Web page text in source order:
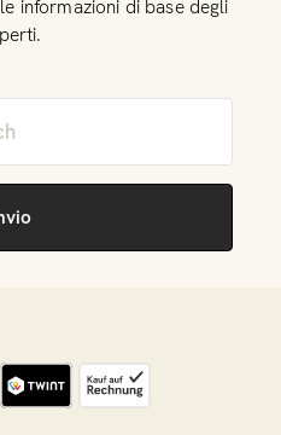
informazioni di base degli